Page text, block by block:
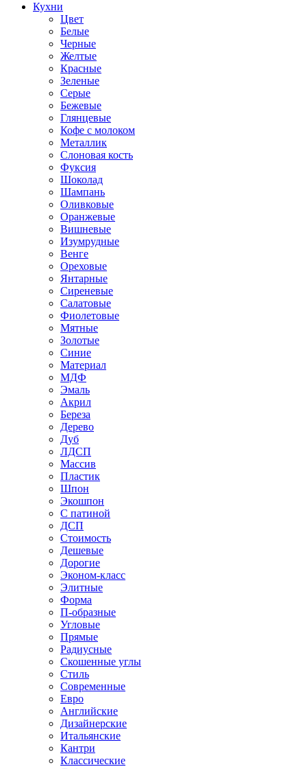
Кухни
Цвет
Белые
Черные
Желтые
Красные
Зеленые
Серые
Бежевые
Глянцевые
Кофе с молоком
Металлик
Слоновая кость
Фуксия
Шоколад
Шампань
Оливковые
Оранжевые
Вишневые
Изумрудные
Венге
Ореховые
Янтарные
Сиреневые
Салатовые
Фиолетовые
Мятные
Золотые
Синие
Материал
МДФ
Эмаль
Акрил
Береза
Дерево
Дуб
ЛДСП
Массив
Пластик
Шпон
Экошпон
С патиной
ДСП
Стоимость
Дешевые
Дорогие
Эконом-класс
Элитные
Форма
П-образные
Угловые
Прямые
Радиусные
Скошенные углы
Стиль
Современные
Евро
Английские
Дизайнерские
Итальянские
Кантри
Классические